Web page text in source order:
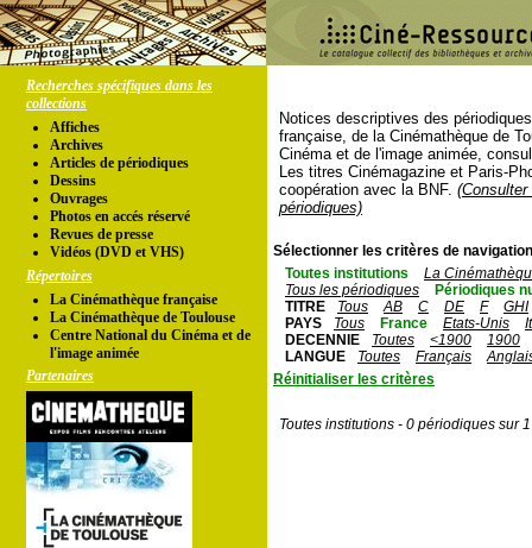
Recherches spécifiques dans les
collections
Affiches
Archives
Articles de périodiques
Dessins
Ouvrages
Photos en accés réservé
Revues de presse
Vidéos (DVD et VHS)
Répertoires
La Cinémathèque française
La Cinémathèque de Toulouse
Centre National du Cinéma et de
l'image animée
Partenaires
Notices descriptives des
française, de la Cinémathèque de
Cinéma et de l'image animée,
Les titres Cinémagazine et Paris-
coopération avec la BNF.
périodiques)
Sélectionner les critères de
Toutes institutions
La
Tous les périodiques
Périodiques
TITRE
Tous AB C DE F
GHI
PAYS
Tous France Etats-Unis
DECENNIE
Toutes <1900
1900
LANGUE
Toutes Français
Réinitialiser les critères
Toutes institutions - 0 périodiques sur